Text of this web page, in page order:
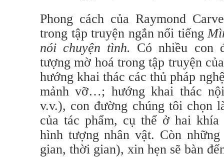
Phong cách của Raymond
trong tập truyện ngắn nổi tiếng
nói chuyện tình. Có nhiều con
tượng mờ hoá trong tập truyện
hướng khai thác các thủ pháp
mảnh vỡ…; hướng khai thác
v.v.), con đường chúng tôi chọn
của tác phẩm, cụ thể ở hai
hình tượng nhân vật. Còn
gian, thời gian), xin hẹn sẽ bàn